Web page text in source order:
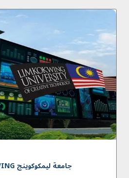
جامعة لیمکوکوینج LIMKOKWING